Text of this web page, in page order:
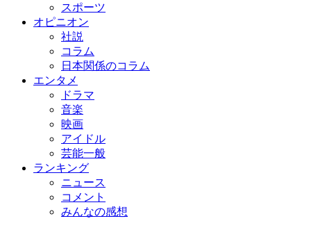
スポーツ
オピニオン
社説
コラム
日本関係のコラム
エンタメ
ドラマ
音楽
映画
アイドル
芸能一般
ランキング
ニュース
コメント
みんなの感想